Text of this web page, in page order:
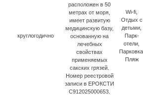
круглогодично
расположен в 50
метрах от моря,
имеет развитую
медицинскую базу,
основанную на
лечебных
свойствах
применяемых
сакских грязей.
Номер реестровой
записи в ЕРОКСТИ
С912025000653.
Wi-fi,
Отдых с
детьми,
Парк-
отели,
Пляж